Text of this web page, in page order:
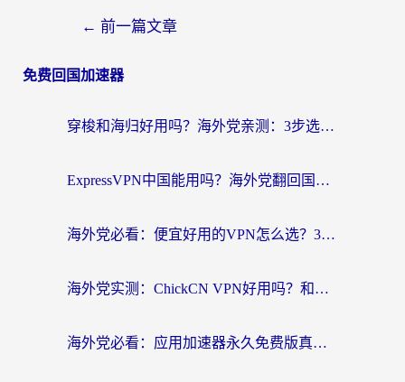
← 前一篇文章
免费回国加速器
穿梭和海归好用吗？海外党亲测：3步选对回国加速器，无缝刷国内剧玩手游
ExpressVPN中国能用吗？海外党翻回国内的加速器选择指南（附番茄加速器实测）
海外党必看：便宜好用的VPN怎么选？3步解决回国访问难题+Steam改区技巧
海外党实测：ChickCN VPN好用吗？和OurPlay VPN对比哪个回国效果更好？附避坑指南
海外党必看：应用加速器永久免费版真的靠谱吗？教你选对回国加速器无缝刷国内资源